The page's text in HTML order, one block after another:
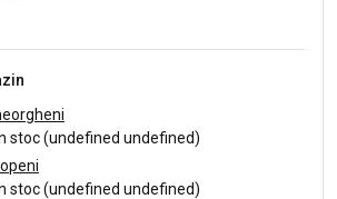
stoc (undefined undefined)
stoc (undefined undefined)